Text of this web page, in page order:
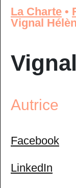
La Charte •
Vignal
Autrice
Facebook
LinkedIn